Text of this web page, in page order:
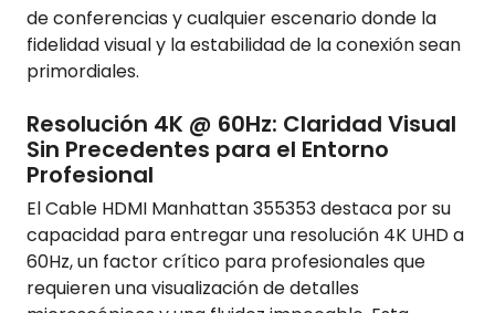
de conferencias y cualquier escenario donde la
fidelidad visual y la estabilidad de la conexión sean
primordiales.
Resolución 4K @ 60Hz: Claridad Visual
Sin Precedentes para el Entorno
Profesional
El Cable HDMI Manhattan 355353 destaca por su
capacidad para entregar una resolución 4K UHD a
60Hz, un factor crítico para profesionales que
requieren una visualización de detalles